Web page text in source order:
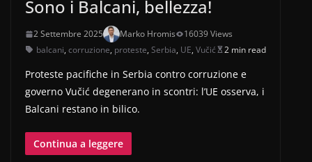
Sono i Balcani, bellezza!
2 Settembre 2025 Marko Hromis
16039 Views
balcani, corruzione, proteste, Serbia, UE, Vučić 2 min read
Proteste pacifiche in Serbia contro corruzione e
governo Vučić degenerano in scontri: l’UE osserva, i
Balcani restano in bilico.
Continua a leggere